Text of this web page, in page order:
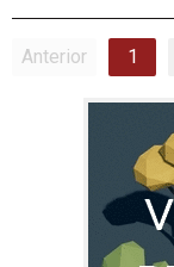
Anterior 1